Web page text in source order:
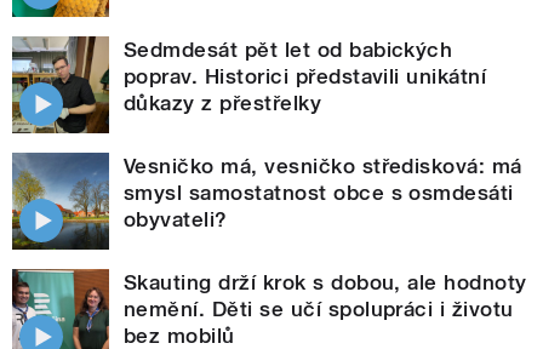
Sedmdesát pět let od babických
poprav. Historici představili unikátní
důkazy z přestřelky
Vesničko má, vesničko středisková: má
smysl samostatnost obce s osmdesáti
obyvateli?
Skauting drží krok s dobou, ale hodnoty
nemění. Děti se učí spolupráci i životu
bez mobilů